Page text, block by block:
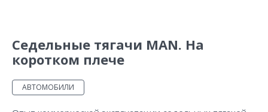
Седельные тягачи MAN. На
коротком плече
АВТОМОБИЛИ